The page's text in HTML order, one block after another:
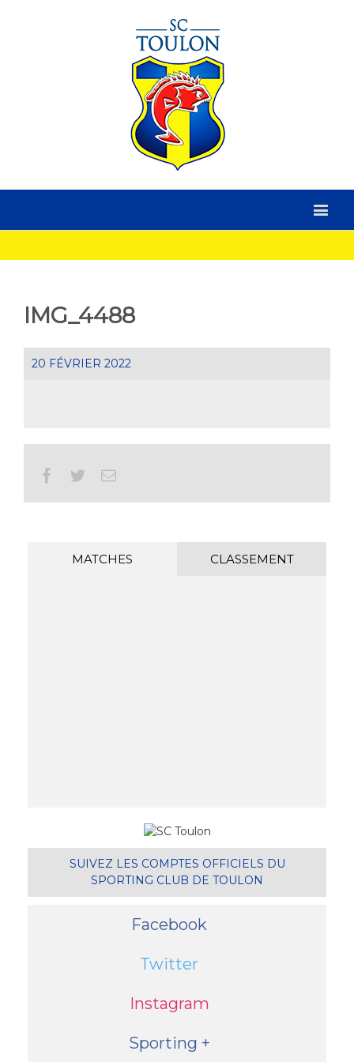
IMG_4488
20 FÉVRIER 2022
Facebook
TwitterEmail
MATCHES CLASSEMENT
SUIVEZ LES COMPTES OFFICIELS DU
SPORTING CLUB DE TOULON
Facebook
Twitter
Instagram
Sporting +